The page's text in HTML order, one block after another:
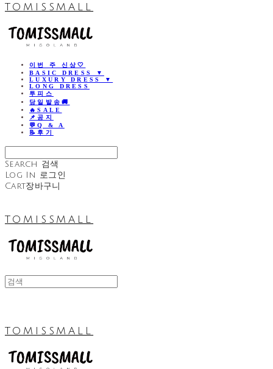
TOMISSMALL
이번 주 신상🤍
BASIC DRESS ▼
LUXURY DRESS ▼
LONG DRESS
투피스
당일발송🚚
🔥SALE
📌공지
💬Q & A
📝후기
Search 검색
Log In 로그인
Cart장바구니
TOMISSMALL
TOMISSMALL